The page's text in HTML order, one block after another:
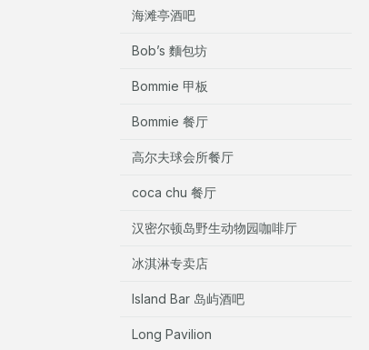
海滩亭酒吧
Bob’s 麵包坊
Bommie 甲板
Bommie 餐厅
高尔夫球会所餐厅
coca chu 餐厅
汉密尔顿岛野生动物园咖啡厅
冰淇淋专卖店
Island Bar 岛屿酒吧
Long Pavilion